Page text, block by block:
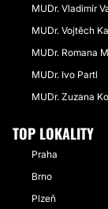
MUDr. Vladimír
MUDr. Vojtěch
MUDr. Romana
MUDr. Ivo Partl
MUDr. Zuzana
TOP LOKALITY
Praha
Brno
Plzeň